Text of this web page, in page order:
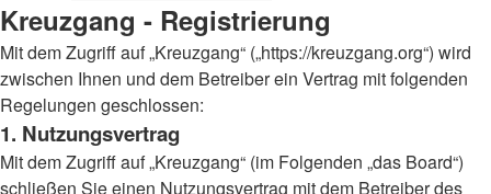
Kreuzgang - Registrierung
Mit dem Zugriff auf „Kreuzgang“ („https://kreuzgang.org“) wird
zwischen Ihnen und dem Betreiber ein Vertrag mit folgenden
Regelungen geschlossen:
1. Nutzungsvertrag
Mit dem Zugriff auf „Kreuzgang“ (im Folgenden „das Board“)
schließen Sie einen Nutzungsvertrag mit dem Betreiber des